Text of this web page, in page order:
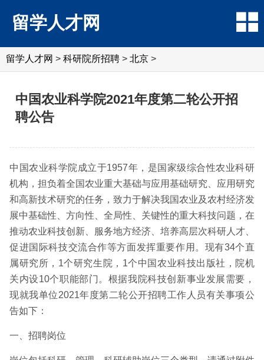
留学人才网
留学人才网 > 科研院所招聘 > 北京 >
中国农业科学院2021年度第二轮公开招
聘公告
中国农业科学院成立于1957年，是国家级综合性农业科研
机构，担负着全国农业重大基础与应用基础研究、应用研究
和高新技术研究的任务，致力于解决我国农业及农村经济发
展中基础性、方向性、全局性、关键性的重大科技问题，在
推动农业科技创新、服务地方经济、培养高层次科研人才、
促进国际科技交流合作等方面发挥重要作用。现有34个直
属研究所，1个研究生院，1个中国农业科技出版社，院机
关内设10个职能部门。根据我院科技创新事业发展需要，
现就我单位2021年度第二轮公开招聘工作人员有关事项公
告如下：
一、招聘岗位